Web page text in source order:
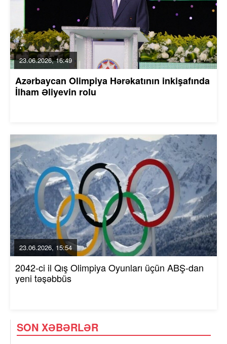
23.06.2026, 16:49
Azərbaycan Olimpiya Hərəkatının inkişafında
İlham Əliyevin rolu
23.06.2026, 15:54
2042-ci il Qış Olimpiya Oyunları üçün ABŞ-dan
yeni təşəbbüs
SON XƏBƏRLƏR